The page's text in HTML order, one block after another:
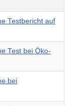
Testbericht auf
Test bei Öko-
bei